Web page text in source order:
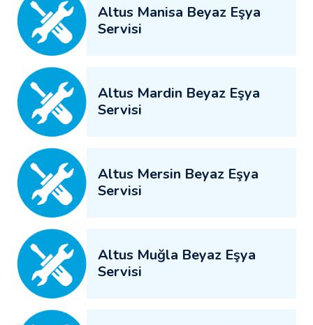
Altus Manisa Beyaz Eşya
Servisi
Altus Mardin Beyaz Eşya
Servisi
Altus Mersin Beyaz Eşya
Servisi
Altus Muğla Beyaz Eşya
Servisi